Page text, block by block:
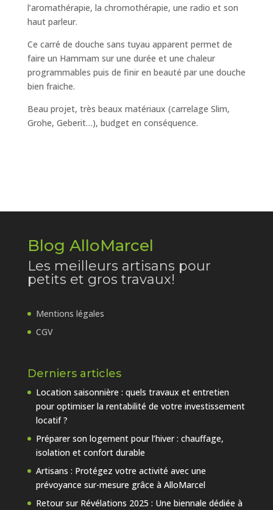
l’aromathérapie, la chromothérapie, une radio et son
haut parleur.
Ce carré de douche sans tuyau apparent permet de
faire un Hammam sur une durée et une chaleur
programmables puis de finir en beauté par une douche
bien fraiche.
Beau projet, très beaux matériaux (carrelage Slim,
Grohe, Geberit…), budget en conséquence.
Blog AlloMarcel
Les meilleurs artisans pour
petits et gros travaux!
Mentions légales
CGV
Derniers articles
Location saisonnière : quels travaux et entretien
pour optimiser la rentabilité de votre investissement
locatif ?
Préparer son logement pour l’hiver : chauffage,
isolation et confort durable
Artisans : Protégez votre activité avec une
prévoyance sur-mesure grâce à AlloMarcel
Retour sur Révélations 2025 : Une biennale dédiée à